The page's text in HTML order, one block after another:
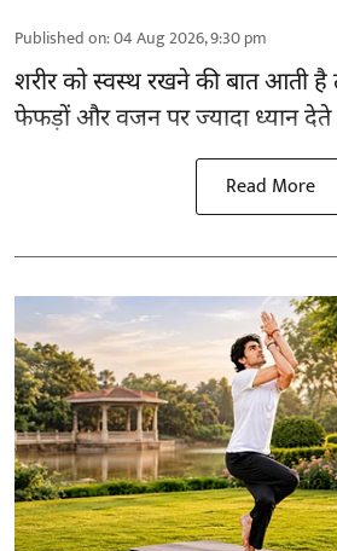
Published on:04 Aug 2026, 9:30 pm
शरीर को स्वस्थ रखने की बात आती है
फेफड़ों और वजन पर ज्यादा ध्यान
Read More